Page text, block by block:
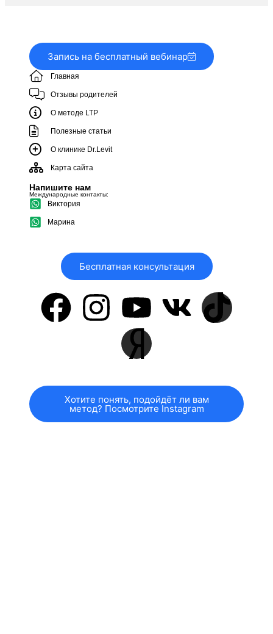
Запись на бесплатный вебинар
Главная
Отзывы родителей
О методе LTP
Полезные статьи
О клинике Dr.Levit
Карта сайта
Напишите нам
Международные контакты:
Виктория
Марина
Бесплатная консультация
Хотите понять, подойдёт ли вам
метод? Посмотрите Instagram